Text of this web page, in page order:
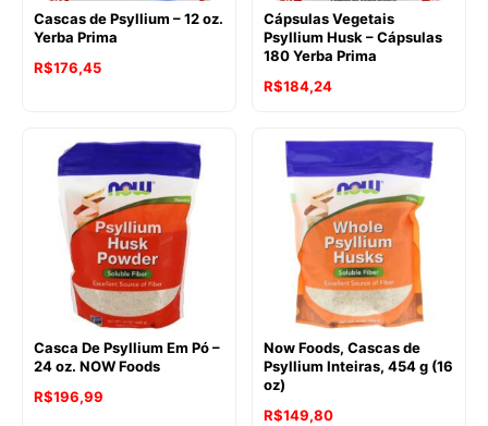
Cascas de Psyllium – 12 oz.
Yerba Prima
R$176,45
Cápsulas Vegetais
Psyllium Husk – Cápsulas
180 Yerba Prima
R$184,24
Casca De Psyllium Em Pó –
24 oz. NOW Foods
O
R$196,99
Now Foods, Cascas de
Psyllium Inteiras, 454 g (16
oz)
R$149,80